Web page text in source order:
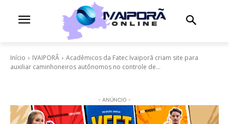
Início IVAIPORÃ
Acadêmicos da Fatec Ivaiporã criam site para
auxiliar caminhoneiros autônomos no controle de...
- ANÚNCIO -